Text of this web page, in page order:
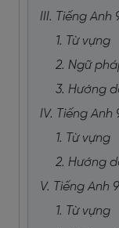
III. Tiếng Anh
1. Từ vựng
2. Ngữ
3. Hướng
IV. Tiếng
1. Từ vựng
2. Hướng
V. Tiếng Anh
1. Từ vựng